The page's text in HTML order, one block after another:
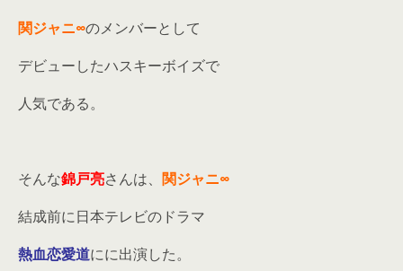
関ジャニ∞のメンバーとして
デビューしたハスキーボイズで
人気である。
そんな錦戸亮さんは、 関ジャニ∞
結成前に日本テレビのドラマ
熱血恋愛道にに出演した。